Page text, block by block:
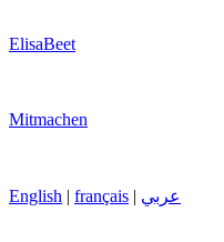
ElisaBeet
Mitmachen
English | français | عربي